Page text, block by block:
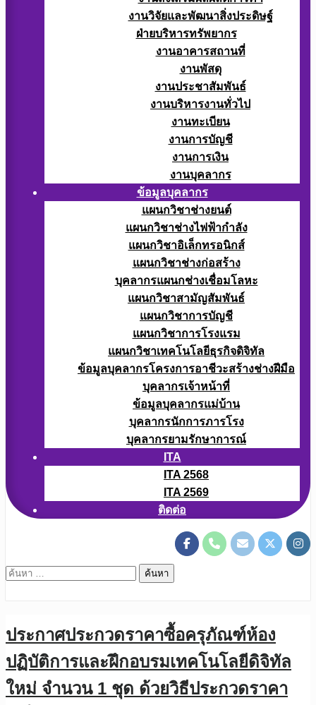
งานวิจัยและพัฒนาสิ่งประดิษฐ์
ฝ่ายบริหารทรัพยากร
งานอาคารสถานที่
งานพัสดุ
งานประชาสัมพันธ์
งานบริหารงานทั่วไป
งานทะเบียน
งานการบัญชี
งานการเงิน
งานบุคลากร
ข้อมูลบุคลากร
แผนกวิชาช่างยนต์
แผนกวิชาช่างไฟฟ้ากำลัง
แผนกวิชาอิเล็กทรอนิกส์
แผนกวิชาช่างก่อสร้าง
บุคลากรแผนกช่างเชื่อมโลหะ
แผนกวิชาสามัญสัมพันธ์
แผนกวิชาการบัญชี
แผนกวิชาการโรงแรม
แผนกวิชาเทคโนโลยีธุรกิจดิจิทัล
ข้อมูลบุคลากรโครงการอาชีวะสร้างช่างฝีมือ
บุคลากรเจ้าหน้าที่
ข้อมูลบุคลากรแม่บ้าน
บุคลากรนักการภารโรง
บุคลากรยามรักษาการณ์
ITA
ITA 2568
ITA 2569
ติดต่อ
ค้นหา
ประกาศประกวดราคาซื้อครุภัณฑ์ห้อง
ปฏิบัติการและฝึกอบรมเทคโนโลยีดิจิทัล
ใหม่ จำนวน 1 ชุด ด้วยวิธีประกวดราคา